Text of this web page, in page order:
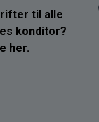
til alle
konditor?
her.